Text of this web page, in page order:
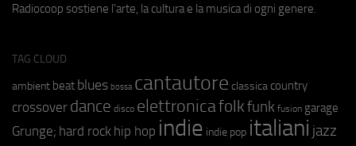
Radiocoop sostiene l'arte, la cultura e la musica di ogni genere.
TAG CLOUD
ambient beat blues bossa cantautore classica country
crossover dance disco elettronicafolkfunk fusion garage
Grunge; hard rock hip hop indie indie pop italiani jazz